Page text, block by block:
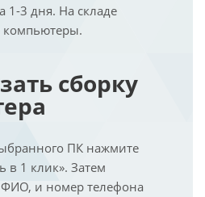
1-3 дня. На складе
компьютеры.
сборку
ПК нажмите
в 1 клик». Затем
и номер телефона